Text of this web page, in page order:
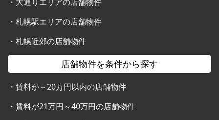
・ 札幌駅エリアの店舗物件
・ 札幌近郊の店舗物件
店舗物件を条件から探す
・ 賃料が～20万円以内の店舗物件
・ 賃料が21万円～40万円の店舗物件